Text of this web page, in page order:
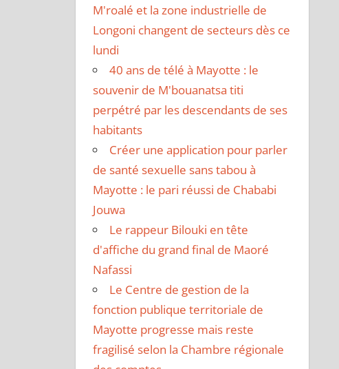
M'roalé et la zone industrielle de
Longoni changent de secteurs dès ce
lundi
40 ans de télé à Mayotte : le
souvenir de M'bouanatsa titi
perpétré par les descendants de ses
habitants
Créer une application pour parler
de santé sexuelle sans tabou à
Mayotte : le pari réussi de Chababi
Jouwa
Le rappeur Bilouki en tête
d'affiche du grand final de Maoré
Nafassi
Le Centre de gestion de la
fonction publique territoriale de
Mayotte progresse mais reste
fragilisé selon la Chambre régionale